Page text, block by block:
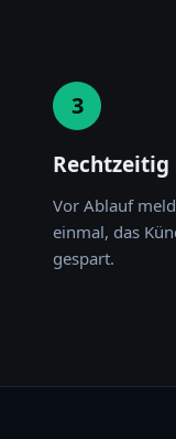
3
Vor Ablauf
einmal, das
gespart.